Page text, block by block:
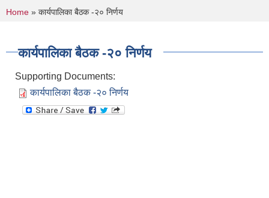
You are here
Home » कार्यपालिका बैठक -२० निर्णय
कार्यपालिका बैठक -२० निर्णय
Supporting Documents:
कार्यपालिका बैठक -२० निर्णय